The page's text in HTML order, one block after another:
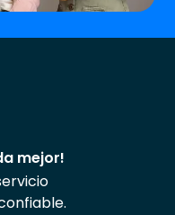
mejor!